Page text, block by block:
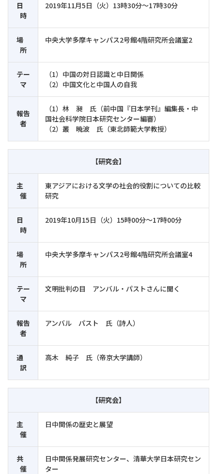
日
時
2019年11月5日（火）13時30分～17時30分
場
所
中央大学多摩キャンパス2号館4階研究所会議室2
テー
マ
（1）中国の対日認識と中日関係
（2）中国文化と中国人の自我
報告
者
（1）林 昶 氏（前中国『日本学刊』編集長・中
国社会科学院日本研究センター編審）
（2）叢 暁波 氏（東北師範大学教授）
【研究会】
主
催
東アジアにおける文学の社会的役割についての比較
研究
日
時
2019年10月15日（火）15時00分～17時00分
場
所
中央大学多摩キャンパス2号館4階研究所会議室4
テー
マ
文明批判の目 アンバル・パストさんに聞く
報告
者
アンバル パスト 氏（詩人）
通
訳
高木 純子 氏（帝京大学講師）
【研究会】
主
催
日中関係の歴史と展望
共
催
日中関係発展研究センター、清華大学日本研究セン
ター